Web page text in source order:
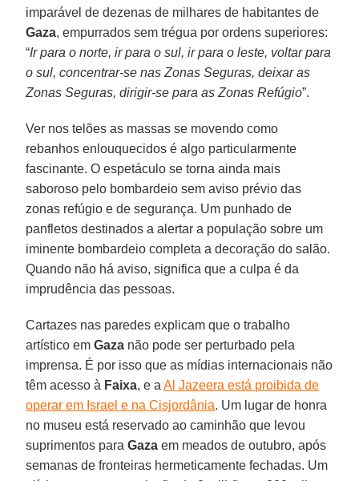
imparável de dezenas de milhares de habitantes de
Gaza, empurrados sem trégua por ordens superiores:
“Ir para o norte, ir para o sul, ir para o leste, voltar para
o sul, concentrar-se nas Zonas Seguras, deixar as
Zonas Seguras, dirigir-se para as Zonas Refúgio”.
Ver nos telões as massas se movendo como
rebanhos enlouquecidos é algo particularmente
fascinante. O espetáculo se torna ainda mais
saboroso pelo bombardeio sem aviso prévio das
zonas refúgio e de segurança. Um punhado de
panfletos destinados a alertar a população sobre um
iminente bombardeio completa a decoração do salão.
Quando não há aviso, significa que a culpa é da
imprudência das pessoas.
Cartazes nas paredes explicam que o trabalho
artístico em Gaza não pode ser perturbado pela
imprensa. É por isso que as mídias internacionais não
têm acesso à Faixa, e aAl Jazeera está proibida de
operar em Israel e na Cisjordânia. Um lugar de honra
no museu está reservado ao caminhão que levou
suprimentos paraGaza em meados de outubro, após
semanas de fronteiras hermeticamente fechadas. Um